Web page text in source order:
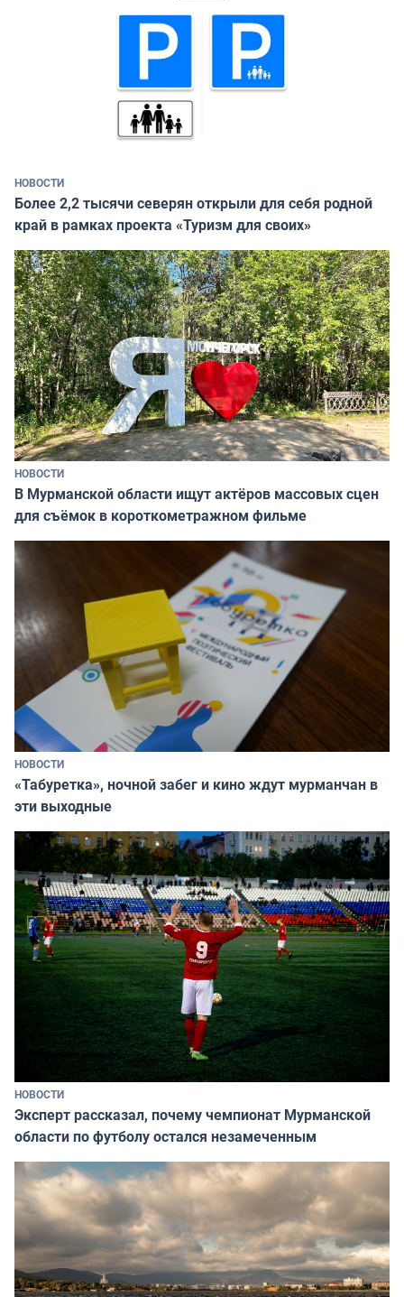
НОВОСТИ
Более 2,2 тысячи северян открыли для себя родной
край в рамках проекта «Туризм для своих»
НОВОСТИ
В Мурманской области ищут актёров массовых сцен
для съёмок в короткометражном фильме
НОВОСТИ
«Табуретка», ночной забег и кино ждут мурманчан в
эти выходные
НОВОСТИ
Эксперт рассказал, почему чемпионат Мурманской
области по футболу остался незамеченным